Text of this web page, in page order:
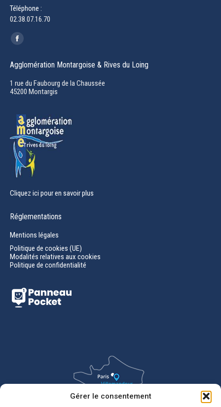
Gérer le consentement
Téléphone :
02.38.07.16.70
Trouvez nous sur :
Facebook
opens
in
new
Agglomération Montargoise & Rives du Loing
1 rue du Faubourg de la Chaussée
45200 Montargis
Cliquez ici pour en savoir plus
Réglementations
Mentions légales
Politique de cookies (UE)
Modalités relatives aux cookies
Politique de confidentialité